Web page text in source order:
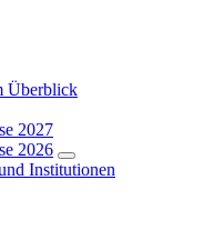
Überblick
2027
2026
Institutionen